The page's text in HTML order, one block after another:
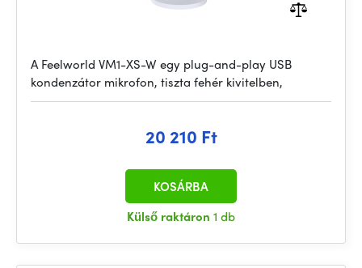
A Feelworld VM1-XS-W egy plug-and-play USB
kondenzátor mikrofon, tiszta fehér kivitelben,
20 210 Ft
Külső raktáron 1 db
KOSÁRBA